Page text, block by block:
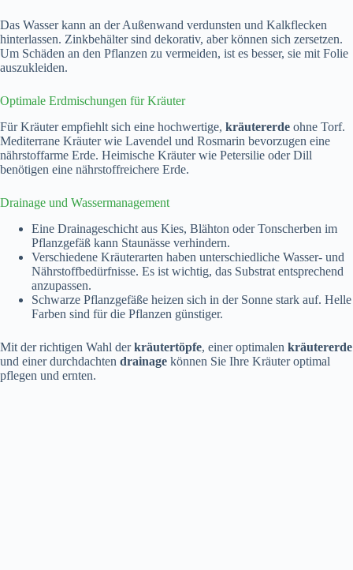
Das Wasser kann an der Außenwand verdunsten und Kalkflecken
hinterlassen. Zinkbehälter sind dekorativ, aber können sich zersetzen.
Um Schäden an den Pflanzen zu vermeiden, ist es besser, sie mit Folie
auszukleiden.
Optimale Erdmischungen für Kräuter
Für Kräuter empfiehlt sich eine hochwertige, kräutererde ohne Torf.
Mediterrane Kräuter wie Lavendel und Rosmarin bevorzugen eine
nährstoffarme Erde. Heimische Kräuter wie Petersilie oder Dill
benötigen eine nährstoffreichere Erde.
Drainage und Wassermanagement
Eine Drainageschicht aus Kies, Blähton oder Tonscherben im
Pflanzgefäß kann Staunässe verhindern.
Verschiedene Kräuterarten haben unterschiedliche Wasser- und
Nährstoffbedürfnisse. Es ist wichtig, das Substrat entsprechend
anzupassen.
Schwarze Pflanzgefäße heizen sich in der Sonne stark auf. Helle
Farben sind für die Pflanzen günstiger.
Mit der richtigen Wahl derkräutertöpfe, einer optimalen kräutererde
und einer durchdachten drainage können Sie Ihre Kräuter optimal
pflegen und ernten.